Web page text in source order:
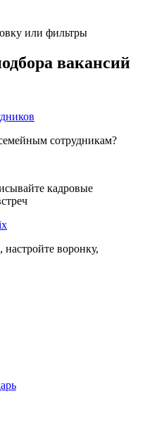
или фильтры
вакансий
сотрудникам?
кадровые
воронку,